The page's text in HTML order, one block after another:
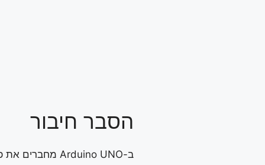
הסבר חיבור
ב-Arduino UNO מחברים את פין S של החיישן לכניסה האנלוגית A0.